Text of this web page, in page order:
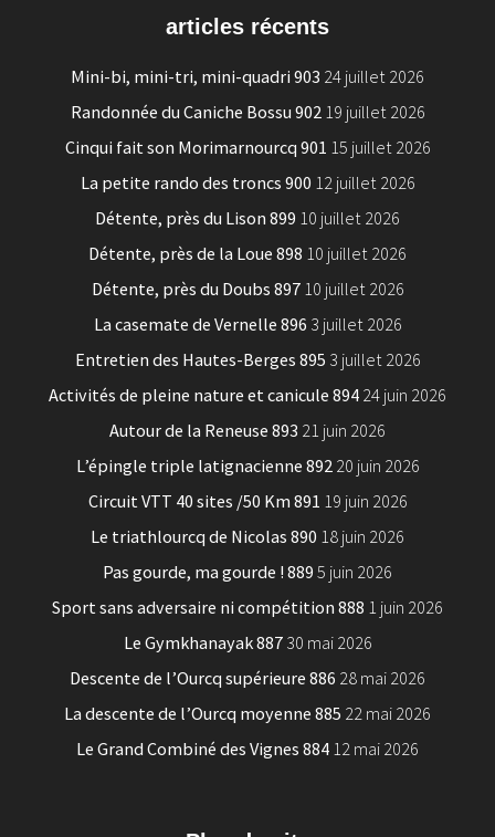
articles récents
Mini-bi, mini-tri, mini-quadri 903 24 juillet 2026
Randonnée du Caniche Bossu 902 19 juillet 2026
Cinqui fait son Morimarnourcq 901 15 juillet 2026
La petite rando des troncs 900 12 juillet 2026
Détente, près du Lison 899 10 juillet 2026
Détente, près de la Loue 898 10 juillet 2026
Détente, près du Doubs 897 10 juillet 2026
La casemate de Vernelle 896 3 juillet 2026
Entretien des Hautes-Berges 895 3 juillet 2026
Activités de pleine nature et canicule 894 24 juin 2026
Autour de la Reneuse 893 21 juin 2026
L’épingle triple latignacienne 892 20 juin 2026
Circuit VTT 40 sites /50 Km 891 19 juin 2026
Le triathlourcq de Nicolas 890 18 juin 2026
Pas gourde, ma gourde ! 889 5 juin 2026
Sport sans adversaire ni compétition 888 1 juin 2026
Le Gymkhanayak 887 30 mai 2026
Descente de l’Ourcq supérieure 886 28 mai 2026
La descente de l’Ourcq moyenne 885 22 mai 2026
Le Grand Combiné des Vignes 884 12 mai 2026